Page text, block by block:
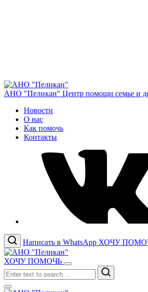
АНО "Пеликан" Центр помощи семье и
Новости
О нас
Как помочь
Контакты
Написать в WhatsApp ХОЧУ
ХОЧУ ПОМОЧЬ
Search